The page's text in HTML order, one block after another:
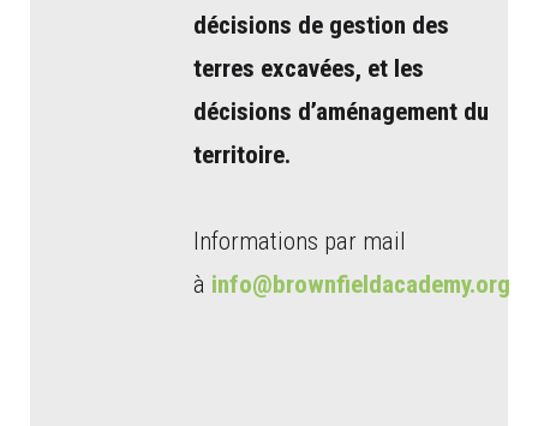
décisions de gestion des
terres excavées, et les
décisions d’aménagement du
territoire.
Informations par mail
à info@brownfieldacademy.org